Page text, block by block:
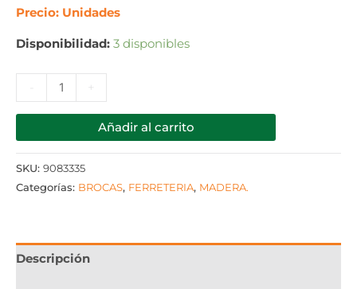
Precio: Unidades
Disponibilidad: 3 disponibles
+
Añadir al carrito
SKU: 9083335
Categorías: BROCAS, FERRETERIA, MADERA.
Descripción